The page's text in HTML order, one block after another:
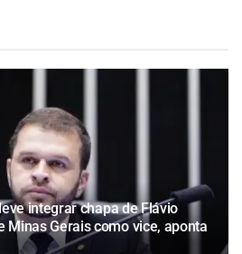
integrar chapa de Flávio
Minas Gerais como vice, aponta